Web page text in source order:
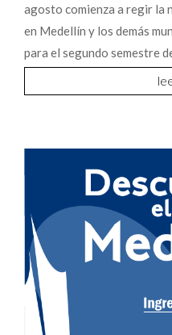
agosto comienza a regir la
en Medellín y los demás
para el segundo semestre